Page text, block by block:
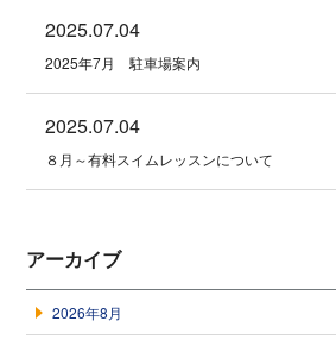
2025.07.04
2025年7月 駐車場案内
2025.07.04
８月～有料スイムレッスンについて
アーカイブ
2026年8月